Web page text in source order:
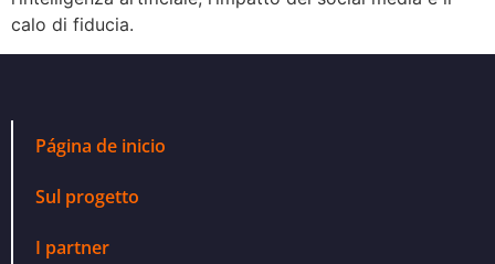
calo di fiducia.
Página de inicio
Sul progetto
I partner